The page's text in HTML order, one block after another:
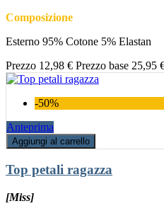
Composizione
Esterno 95% Cotone 5% Elastan
Prezzo 12,98 € Prezzo base 25,95
-50%
Anteprima
Aggiungi al carrello
Top petali ragazza
[Miss]